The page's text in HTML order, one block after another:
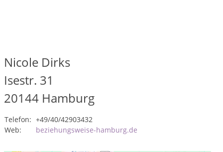
Nicole Dirks
Isestr. 31
20144 Hamburg
Telefon: +49/40/42903432
Web:
beziehungsweise-hamburg.de